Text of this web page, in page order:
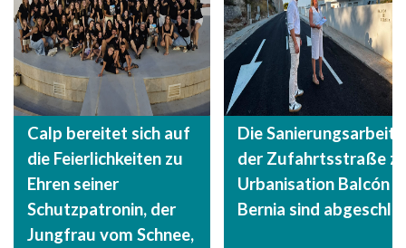
Calp bereitet sich auf
die Feierlichkeiten zu
Ehren seiner
Schutzpatronin, der
Jungfrau vom Schnee,
Die
der Zufahrtsstraße
Urbanisation Balcón
Bernia sind